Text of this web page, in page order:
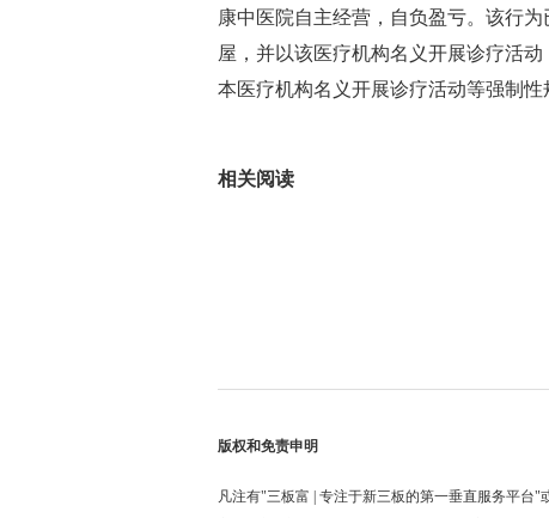
康中医院自主经营，自负盈亏。该行
屋，并以该医疗机构名义开展诊疗活
本医疗机构名义开展诊疗活动等强制性
相关阅读
版权和免责申明
凡注有"三板富 | 专注于新三板的第一垂直服务平台